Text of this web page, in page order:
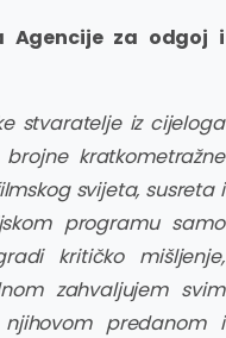
Agencije za odgoj i
stvaratelje iz cijeloga
kratkometražne
svijeta, susreta i
programu samo
kritičko mišljenje,
zahvaljujem svim
predanom i